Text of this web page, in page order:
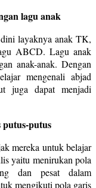
lagu anak
layaknya anak TK,
ABCD. Lagu anak
anak-anak. Dengan
mengenali abjad
juga dapat menjadi
putus
mereka untuk belajar
yaitu menirukan pola
dan pesat dalam
mengikuti pola garis